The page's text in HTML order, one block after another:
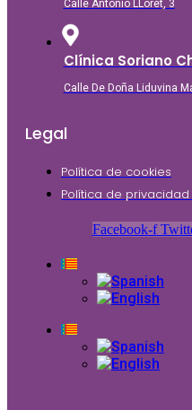
Calle Antonio LLoret, 3
Clínica Soriano
Calle De Doña Liduvina
Legal
Política de cookies
Política de
Facebook-f